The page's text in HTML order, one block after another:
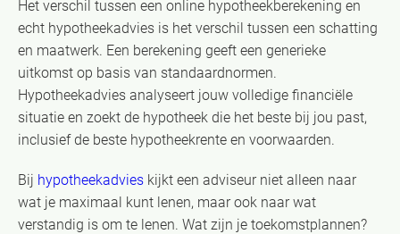
Het verschil tussen een online hypotheekberekening en
echt hypotheekadvies is het verschil tussen een schatting
en maatwerk. Een berekening geeft een generieke
uitkomst op basis van standaardnormen.
Hypotheekadvies analyseert jouw volledige financiële
situatie en zoekt de hypotheek die het beste bij jou past,
inclusief de beste hypotheekrente en voorwaarden.
Bij hypotheekadvies kijkt een adviseur niet alleen naar
wat je maximaal kunt lenen, maar ook naar wat
verstandig is om te lenen. Wat zijn je toekomstplannen?